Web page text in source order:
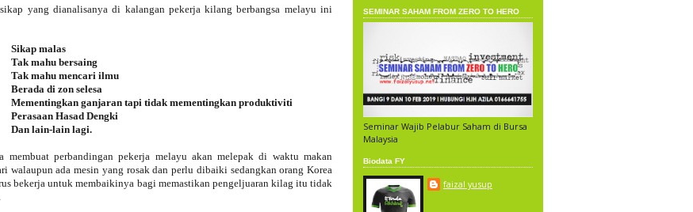
yang dianalisanya di kalangan pekerja kilang berbangsa melayu ini
Sikap malas
Tak mahu bersaing
Tak mahu mencari ilmu
Berada di zon selesa
Mementingkan ganjaran tapi tidak mementingkan produktiviti
Perasaan Hasad Dengki
Dan lain-lain lagi.
membuat perbandingan pekerja melayu akan melepak di waktu makan
walaupun ada mesin yang rosak dan perlu dibaiki sedangkan orang Korea
bekerja untuk membaikinya bagi memastikan pengeljuaran kilag itu tidak
SEMINAR SAHAM FROM ZERO TO HERO
Seminar Wajib Pelabur Saham di Bursa
Malaysia
Biodata FY
faizal yusup